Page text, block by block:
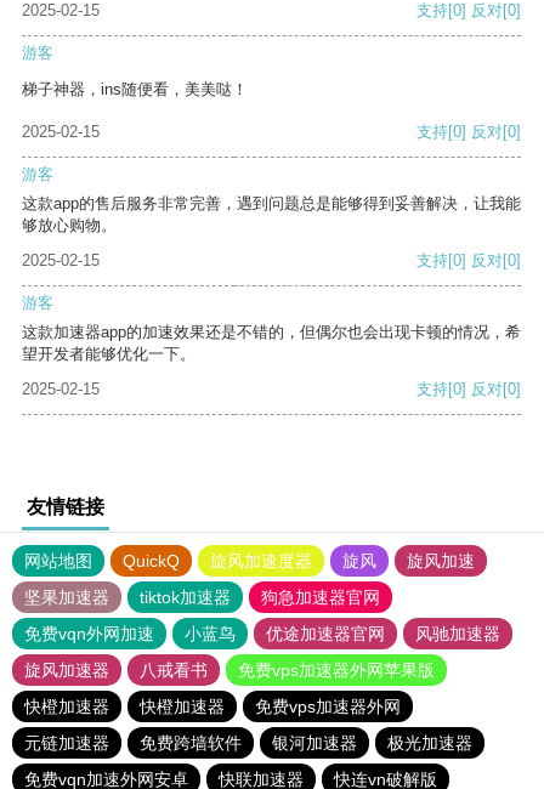
2025-02-15 支持[0] 反对[0]
游客
梯子神器，ins随便看，美美哒！
2025-02-15 支持[0] 反对[0]
游客
这款app的售后服务非常完善，遇到问题总是能够得到妥善解决，让我能
够放心购物。
2025-02-15
支持[0] 反对[0]
游客
这款加速器app的加速效果还是不错的，但偶尔也会出现卡顿的情况，希
望开发者能够优化一下。
2025-02-15
支持[0] 反对[0]
友情链接
网站地图 QuickQ 旋风加速度器 旋风
旋风加速
坚果加速器
tiktok加速器
狗急加速器官网
免费vqn外网加速
小蓝鸟 优途加速器官网
风驰加速器
旋风加速器
八戒看书
免费vps加速器外网苹果版
快橙加速器
快橙加速器
免费vps加速器外网
元链加速器
免费跨墙软件 银河加速器
极光加速器
免费vqn加速外网安卓
快联加速器 快连vn破解版